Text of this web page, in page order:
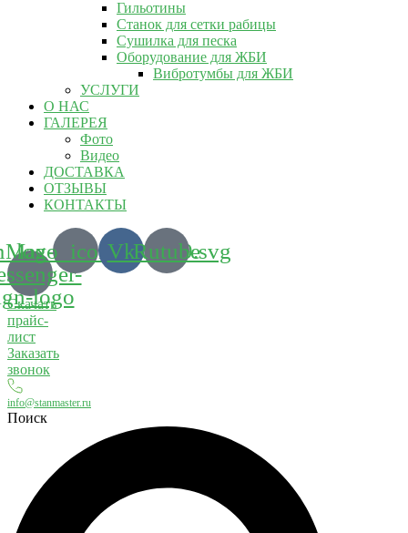
Гильотины
Станок для сетки рабицы
Сушилка для песка
Оборудование для ЖБИ
Вибротумбы для ЖБИ
УСЛУГИ
О НАС
ГАЛЕРЕЯ
Фото
Видео
ДОСТАВКА
ОТЗЫВЫ
КОНТАКТЫ
Max-
logo
VkRutube
Скачать
прайс-
лист
Заказать
звонок
info@stanmaster.ru
Поиск